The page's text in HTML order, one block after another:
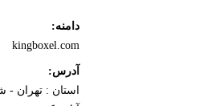
دامنه:
kingboxel.com
آدرس:
استان : تهران